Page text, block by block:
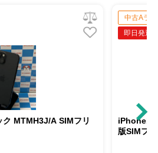
iPhone15 128GB イエロー MTMK3J/A